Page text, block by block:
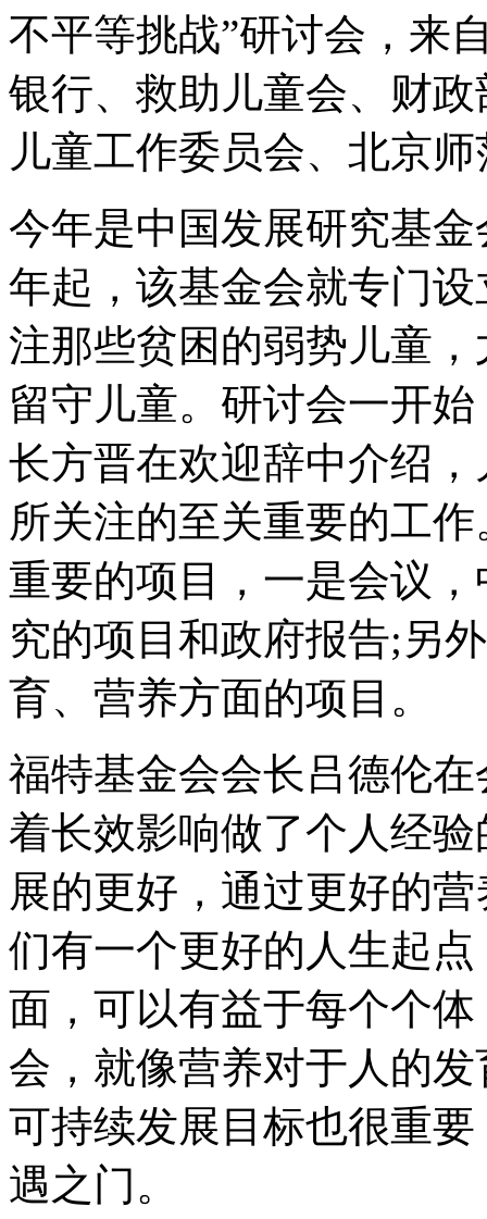
不平等挑战”研讨会，来
银行、救助儿童会、财
儿童工作委员会、北京
今年是中国发展研究基
年起，该基金会就专门
注那些贫困的弱势儿童
留守儿童。研讨会一开
长方晋在欢迎辞中介绍
所关注的至关重要的工
重要的项目，一是会议
究的项目和政府报告;另
育、营养方面的项目。
福特基金会会长吕德伦
着长效影响做了个人经
展的更好，通过更好的
们有一个更好的人生起
面，可以有益于每个个
会，就像营养对于人的
可持续发展目标也很重
遇之门。